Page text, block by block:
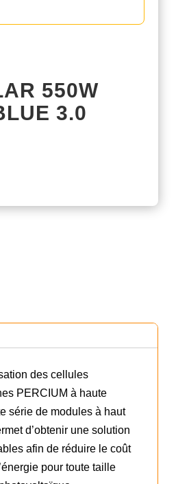
550W
3.0
des cellules
PERCIUM à haute
série de modules à haut
d’obtenir une solution
afin de réduire le coût
pour toute taille